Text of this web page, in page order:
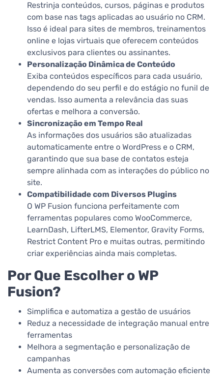
Restrinja conteúdos, cursos, páginas e produtos
com base nas tags aplicadas ao usuário no CRM.
Isso é ideal para sites de membros, treinamentos
online e lojas virtuais que oferecem conteúdos
exclusivos para clientes ou assinantes.
Personalização Dinâmica de Conteúdo
Exiba conteúdos específicos para cada usuário,
dependendo do seu perfil e do estágio no funil de
vendas. Isso aumenta a relevância das suas
ofertas e melhora a conversão.
Sincronização em Tempo Real
As informações dos usuários são atualizadas
automaticamente entre o WordPress e o CRM,
garantindo que sua base de contatos esteja
sempre alinhada com as interações do público no
site.
Compatibilidade com Diversos Plugins
O WP Fusion funciona perfeitamente com
ferramentas populares como WooCommerce,
LearnDash, LifterLMS, Elementor, Gravity Forms,
Restrict Content Pro e muitas outras, permitindo
criar experiências ainda mais completas.
Por Que Escolher o WP
Fusion?
Simplifica e automatiza a gestão de usuários
Reduz a necessidade de integração manual entre
ferramentas
Melhora a segmentação e personalização de
campanhas
Aumenta as conversões com automação eficiente